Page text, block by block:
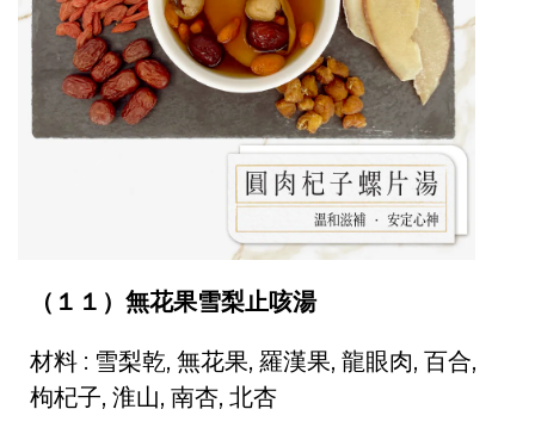
（１１）無花果雪梨止咳湯
材料 : 雪梨乾, 無花果, 羅漢果, 龍眼肉, 百合,
枸杞子, 淮山, 南杏, 北杏